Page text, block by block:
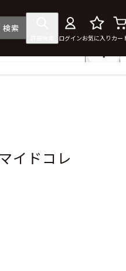
検索
ログインお気に入り カー
イドコレ